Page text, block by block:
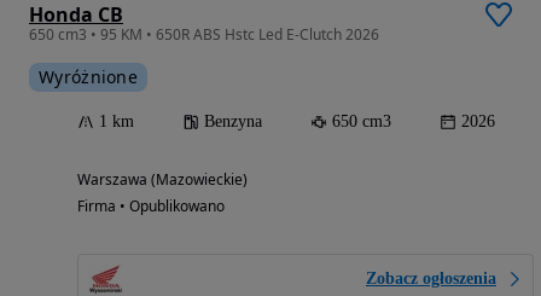
Honda CB
650 cm3 • 95 KM • 650R ABS Hstc Led E-Clutch 2026
Wyróżnione
1 km Benzyna 650 cm3 2026
Warszawa (Mazowieckie)
Firma • Opublikowano
Zobacz ogłoszenia